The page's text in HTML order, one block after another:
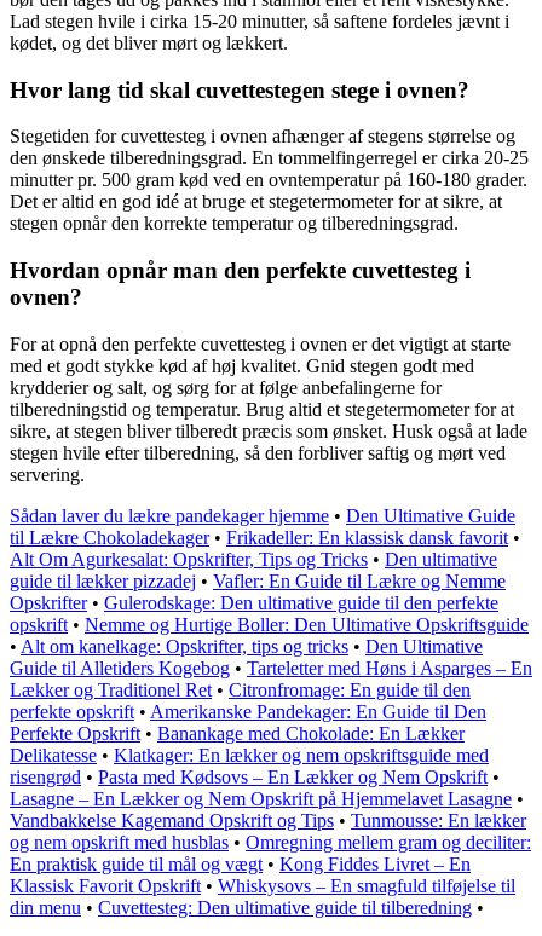
Lad stegen hvile i cirka 15-20 minutter, så saftene fordeles jævnt i
kødet, og det bliver mørt og lækkert.
Hvor lang tid skal cuvettestegen stege i ovnen?
Stegetiden for cuvettesteg i ovnen afhænger af stegens størrelse og
den ønskede tilberedningsgrad. En tommelfingerregel er cirka 20-25
minutter pr. 500 gram kød ved en ovntemperatur på 160-180 grader.
Det er altid en god idé at bruge et stegetermometer for at sikre, at
stegen opnår den korrekte temperatur og tilberedningsgrad.
Hvordan opnår man den perfekte cuvettesteg i
ovnen?
For at opnå den perfekte cuvettesteg i ovnen er det vigtigt at starte
med et godt stykke kød af høj kvalitet. Gnid stegen godt med
krydderier og salt, og sørg for at følge anbefalingerne for
tilberedningstid og temperatur. Brug altid et stegetermometer for at
sikre, at stegen bliver tilberedt præcis som ønsket. Husk også at lade
stegen hvile efter tilberedning, så den forbliver saftig og mørt ved
servering.
Sådan laver du lækre pandekager hjemme • Den Ultimative Guide
til Lækre Chokoladekager• Frikadeller: En klassisk dansk favorit •
Alt Om Agurkesalat: Opskrifter, Tips og Tricks • Den ultimative
guide til lækker pizzadej • Vafler: En Guide til Lækre og Nemme
Opskrifter• Gulerodskage: Den ultimative guide til den perfekte
opskrift • Nemme og Hurtige Boller: Den Ultimative Opskriftsguide
• Alt om kanelkage: Opskrifter, tips og tricks • Den Ultimative
Guide til Alletiders Kogebog • Tarteletter med Høns i Asparges – En
Lækker og Traditionel Ret • Citronfromage: En guide til den
perfekte opskrift • Amerikanske Pandekager: En Guide til Den
Perfekte Opskrift • Banankage med Chokolade: En Lækker
Delikatesse • Klatkager: En lækker og nem opskriftsguide med
risengrød • Pasta med Kødsovs – En Lækker og Nem Opskrift •
Lasagne – En Lækker og Nem Opskrift på Hjemmelavet Lasagne •
Vandbakkelse Kagemand Opskrift og Tips • Tunmousse: En lækker
og nem opskrift med husblas • Omregning mellem gram og deciliter:
En praktisk guide til mål og vægt • Kong Fiddes Livret – En
Klassisk Favorit Opskrift • Whiskysovs – En smagfuld tilføjelse til
din menu • Cuvettesteg: Den ultimative guide til tilberedning •